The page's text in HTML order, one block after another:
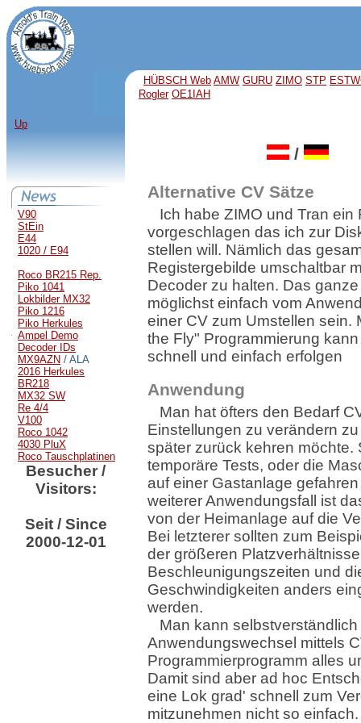
HÜBSCH Web AMW GURU ZIMO STP
Rogler OE1IAH
Up
V90
StEin
E44
1020 / E94
Roco BR215 Rep.
Piko 1041
Lokbilder MX32
Piko 1216
Piko Herkules
Ampel Demo
Decoder IDs
MX9AZN / ALA
2016 Herkules
BR218
MX32 SW
Re 4/4
V100
Roco 1042
4030 PluX
Roco Tauschplatinen
Besucher /
Visitors:
Seit / Since
2000-12-01
/
Alternative CV Sätze
Ich habe ZIMO und Tran ein
vorgeschlagen das ich zur
stellen will. Nämlich das
Registergebilde umschaltbar
Decoder zu halten. Das
möglichst einfach vom
einer CV zum Umstellen sein.
the Fly" Programmierung
schnell und einfach erfolgen
Anwendung
Man hat öfters den Bedarf
Einstellungen zu verändern
später zurück kehren möchte.
temporäre Tests, oder die
auf einer Gastanlage
weiterer Anwendungsfall ist
von der Heimanlage auf die
Bei letzterer sollten zum
der größeren
Beschleunigungszeiten und
Geschwindigkeiten anders
werden.
Man kann
Anwendungswechsel mittels
Programmierprogramm alles
Damit sind aber ad hoc
eine Lok grad' schnell zum
mitzunehmen nicht so einfach.